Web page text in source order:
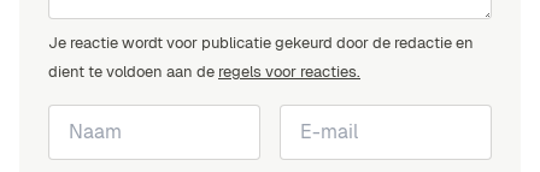
Je reactie wordt voor publicatie gekeurd door de redactie en
dient te voldoen aan de regels voor reacties.